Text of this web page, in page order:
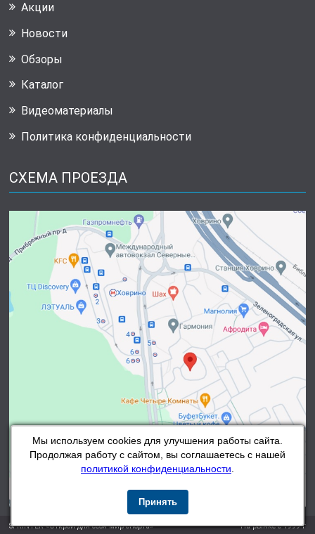
Мы используем cookies для улучшения работы сайта.
Продолжая работу с сайтом, вы соглашаетесь с нашей
политикой конфиденциальности
Принять
Акции
Новости
Обзоры
Каталог
Видеоматериалы
Политика конфиденциальности
СХЕМА ПРОЕЗДА
SPRINTER «Открой для себя мир спорта» На рынке с 1999 г